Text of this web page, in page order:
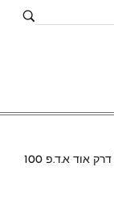
Montale Paris Dark Aoud EDP 100 ML מונטל דרק אוד א.ד.פ 100